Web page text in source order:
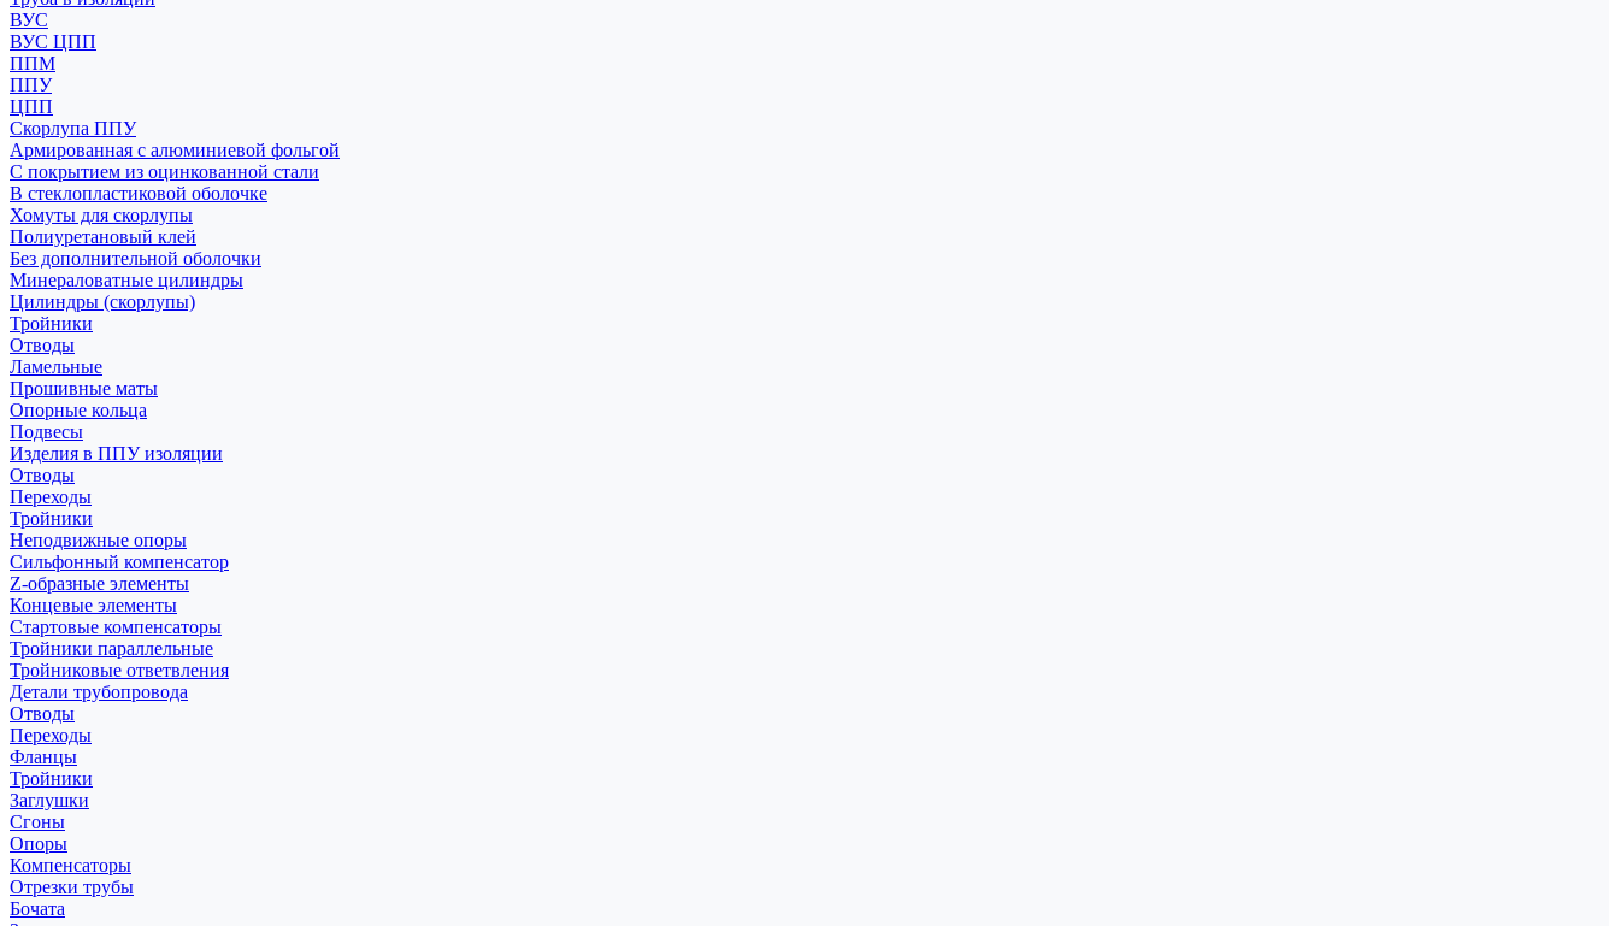
ВУС
ВУС ЦПП
ППМ
ППУ
ЦПП
Скорлупа ППУ
Армированная с алюминиевой фольгой
С покрытием из оцинкованной стали
В стеклопластиковой оболочке
Хомуты для скорлупы
Полиуретановый клей
Без дополнительной оболочки
Минераловатные цилиндры
Цилиндры (скорлупы)
Тройники
Отводы
Ламельные
Прошивные маты
Опорные кольца
Подвесы
Изделия в ППУ изоляции
Отводы
Переходы
Тройники
Неподвижные опоры
Cильфонный компенсатор
Z-образные элементы
Концевые элементы
Стартовые компенсаторы
Тройники параллельные
Тройниковые ответвления
Детали трубопровода
Отводы
Переходы
Фланцы
Тройники
Заглушки
Сгоны
Опоры
Компенсаторы
Отрезки трубы
Бочата